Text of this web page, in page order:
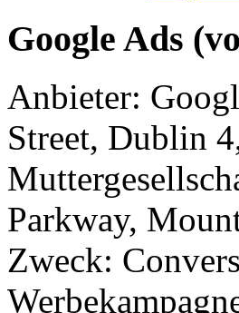
Google Ads
Anbieter:
Street, Dublin
Parkway,
Zweck: